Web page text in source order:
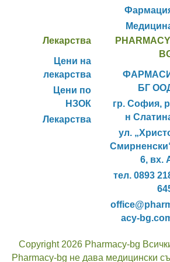
Лекарства
Цени на
лекарства
Цени по
НЗОК
Лекарства
БГ
гр. София,
н
ул.
6, вх.
тел. 0893
acy-
Copyright 2026 Pharmacy-bg
Pharmacy-bg не дава медицински